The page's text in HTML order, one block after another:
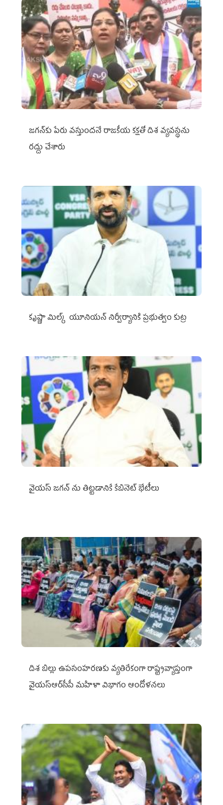
జగన్‌కు పేరు వస్తుందనే రాజకీయ కక్షతో దిశ వ్య‌వ‌స్థ‌ను
రద్దు చేశారు
కృష్ణా మిల్క్‌ యూనియన్‌ నిర్వీర్యానికి ప్రభుత్వం కుట్ర
వైయ‌స్ జగన్‌ ను తిట్టడానికే కేబినెట్‌ భేటీలు
దిశ బిల్లు ఉపసంహరణకు వ్యతిరేకంగా రాష్ట్రవ్యాప్తంగా
వైయ‌స్ఆర్‌సీపీ మహిళా విభాగం ఆందోళనలు